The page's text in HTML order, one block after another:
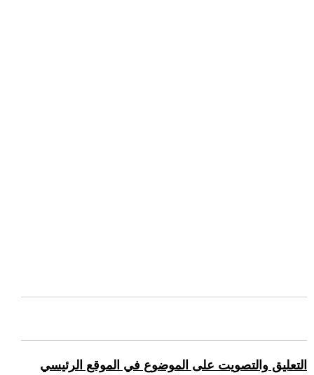
التعليق والتصويت على الموضوع في الموقع الرئيسي